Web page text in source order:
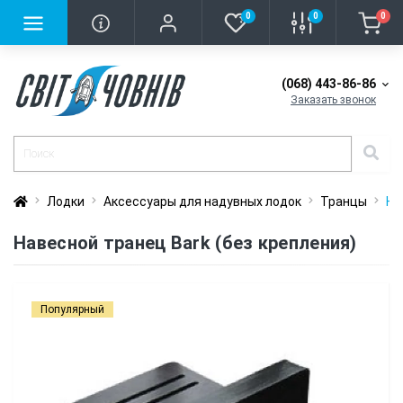
0 0 0
(068) 443-86-86
Заказать звонок
Лодки Аксессуары для надувных лодок Транцы
Навесной транец Bark (без крепления)
Популярный